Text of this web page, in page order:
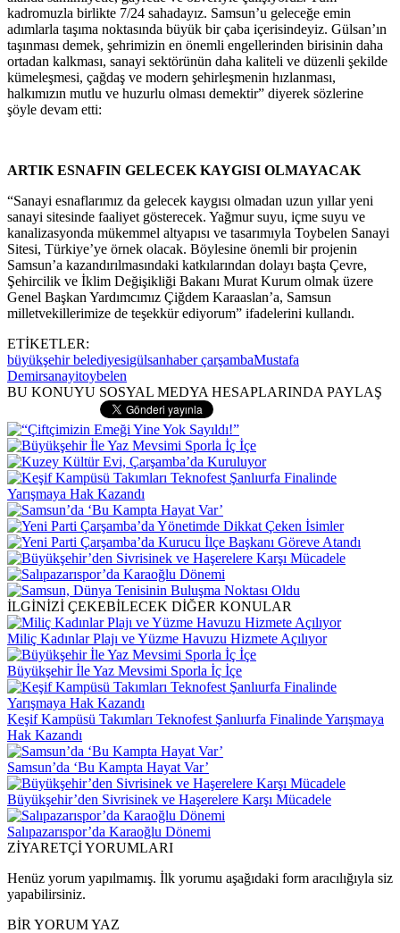
kadromuzla birlikte 7/24 sahadayız. Samsun’u geleceğe emin
adımlarla taşıma noktasında büyük bir çaba içerisindeyiz. Gülsan’ın
taşınması demek, şehrimizin en önemli engellerinden birisinin daha
ortadan kalkması, sanayi sektörünün daha kaliteli ve düzenli şekilde
kümeleşmesi, çağdaş ve modern şehirleşmenin hızlanması,
halkımızın mutlu ve huzurlu olması demektir” diyerek sözlerine
şöyle devam etti:
ARTIK ESNAFIN GELECEK KAYGISI OLMAYACAK
“Sanayi esnaflarımız da gelecek kaygısı olmadan uzun yıllar yeni
sanayi sitesinde faaliyet gösterecek. Yağmur suyu, içme suyu ve
kanalizasyonda mükemmel altyapısı ve tasarımıyla Toybelen Sanayi
Sitesi, Türkiye’ye örnek olacak. Böylesine önemli bir projenin
Samsun’a kazandırılmasındaki katkılarından dolayı başta Çevre,
Şehircilik ve İklim Değişikliği Bakanı Murat Kurum olmak üzere
Genel Başkan Yardımcımız Çiğdem Karaaslan’a, Samsun
milletvekillerimize de teşekkür ediyorum” ifadelerini kullandı.
ETİKETLER:
büyükşehir belediyesigülsanhaber çarşambaMustafa
Demirsanayitoybelen
BU KONUYU SOSYAL MEDYA HESAPLARINDA PAYLAŞ
İLGİNİZİ ÇEKEBİLECEK DİĞER KONULAR
Miliç Kadınlar Plajı ve Yüzme Havuzu Hizmete Açılıyor
Büyükşehir İle Yaz Mevsimi Sporla İç İçe
Keşif Kampüsü Takımları Teknofest Şanlıurfa Finalinde Yarışmaya
Hak Kazandı
Samsun’da ‘Bu Kampta Hayat Var’
Büyükşehir’den Sivrisinek ve Haşerelere Karşı Mücadele
Salıpazarıspor’da Karaoğlu Dönemi
ZİYARETÇİ YORUMLARI
Henüz yorum yapılmamış. İlk yorumu aşağıdaki form aracılığıyla siz
yapabilirsiniz.
BİR YORUM YAZ